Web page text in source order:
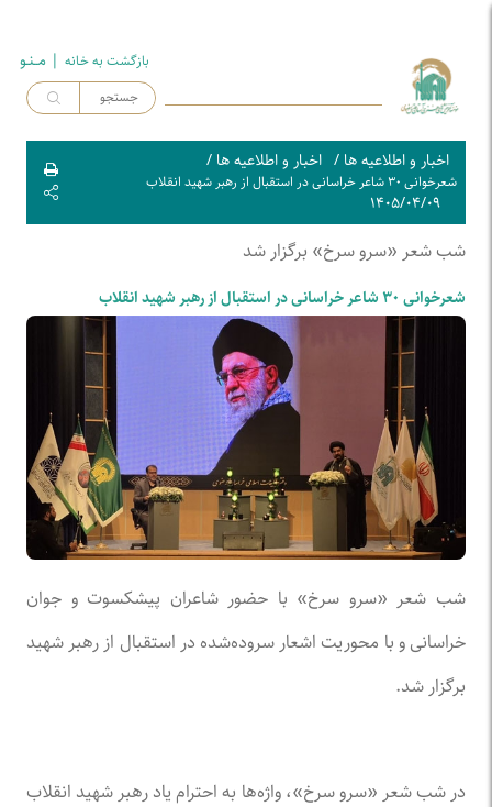
بازگشت به خـانه | مــنـو
اخبار و اطلاعیه ها / اخبار و اطلاعیه ها /
شعرخوانی ۳۰ شاعر خراسانی در استقبال از رهبر شهید انقلاب
۱۴۰۵/۰۴/۰۹
شب شعر «سرو سرخ» برگزار شد
شعرخوانی ۳۰ شاعر خراسانی در استقبال از رهبر شهید انقلاب
شب شعر «سرو سرخ» با حضور شاعران پیشکسوت و جوان
خراسانی و با محوریت اشعار سروده‌شده در استقبال از رهبر شهید
برگزار شد.
در شب شعر «سرو سرخ»، واژه‌ها به احترام یاد رهبر شهید انقلاب